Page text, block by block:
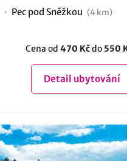
Pec pod Sněžkou (4 km)
Cena od 470 Kčdo 550
Detail ubytování